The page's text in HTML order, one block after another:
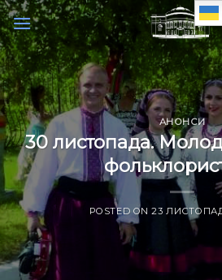
Skip
to
content
АНОНСИ
30 листопада.
POSTED ON23